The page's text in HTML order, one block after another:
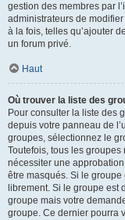
gestion des membres par
administrateurs de
à la fois, telles qu’ajouter
un forum privé.
Haut
Où trouver la liste des
Pour consulter la liste des
depuis votre panneau de
groupes, sélectionnez le
Toutefois, tous les
nécessiter une
être masqués. Si le
librement. Si le groupe est
groupe mais votre
groupe. Ce dernier pourra